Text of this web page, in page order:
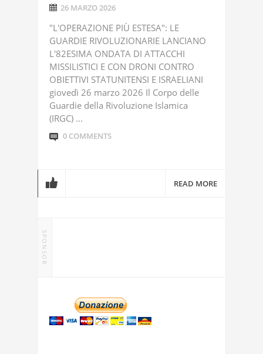
26 MARZO 2026
"L'OPERAZIONE PIÙ ESTESA": LE
GUARDIE RIVOLUZIONARIE LANCIANO
L'82ESIMA ONDATA DI ATTACCHI
MISSILISTICI E CON DRONI CONTRO
OBIETTIVI STATUNITENSI E ISRAELIANI
giovedì 26 marzo 2026 Il Corpo delle
Guardie della Rivoluzione Islamica
(IRGC) ...
0 COMMENTS
READ MORE
SPONSOR